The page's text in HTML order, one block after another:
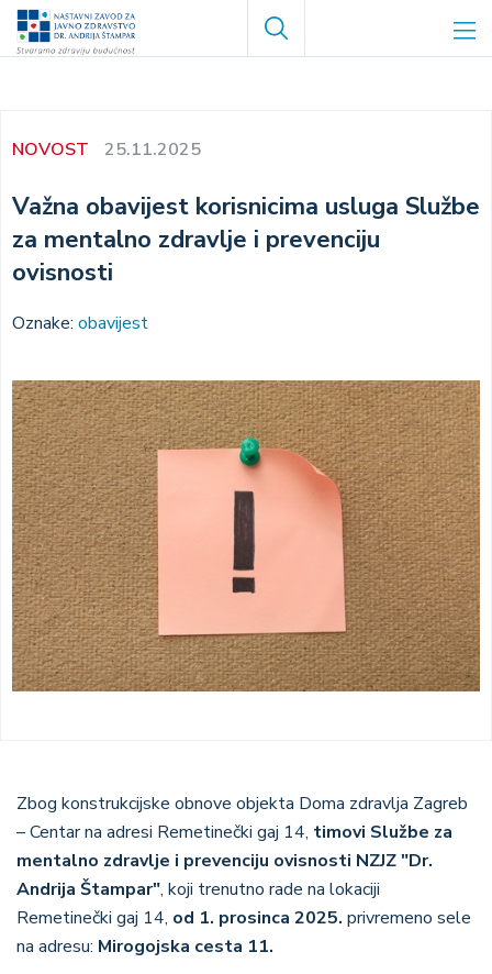
Skoči
Search
NOVOST 25.11.2025
Važna obavijest korisnicima usluga Službe
za mentalno zdravlje i prevenciju
ovisnosti
Oznake: obavijest
Zbog konstrukcijske obnove objekta Doma zdravlja Zagreb
– Centar na adresi Remetinečki gaj 14, timovi Službe za
mentalno zdravlje i prevenciju ovisnosti NZJZ "Dr.
Andrija Štampar", koji trenutno rade na lokaciji
Remetinečki gaj 14, od 1. prosinca 2025. privremeno sele
na adresu: Mirogojska cesta 11.